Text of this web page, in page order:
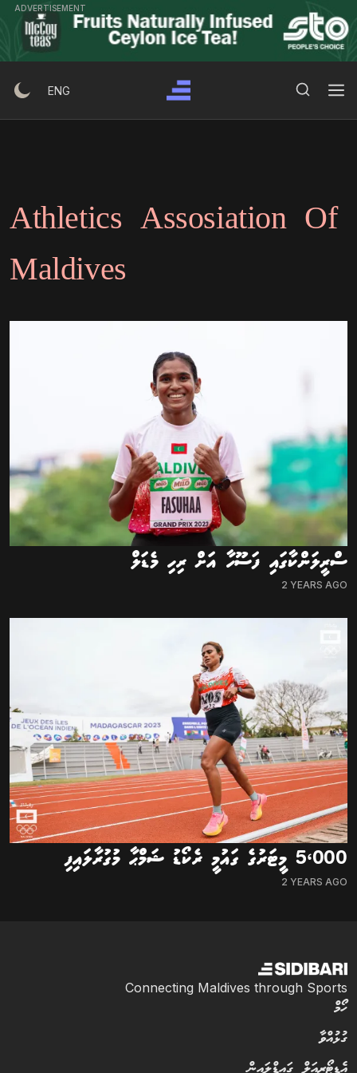
to
content
ADVERTISEMENT
Search
for:
ENG
Athletics Assosiation Of
Maldives
ސްރީލަންކާގައި ފަސޫހާ އަށް ރިހި މެޑަލް
2 YEARS AGO
5،000 މީޓަރުގެ ގައުމީ ރެކޯޑު ޝަމްޙާ މުގުރާލައިފި
2 YEARS AGO
Connecting Maldives through Sports
ހޯމް
ގުޅުއްވާ